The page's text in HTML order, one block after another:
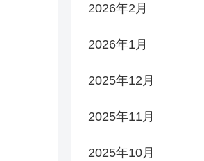
2026年2月
2026年1月
2025年12月
2025年11月
2025年10月